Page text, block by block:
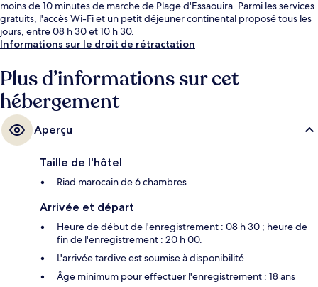
moins de 10 minutes de marche de Plage d'Essaouira. Parmi les services
gratuits, l'accès Wi-Fi et un petit déjeuner continental proposé tous les
jours, entre 08 h 30 et 10 h 30.
Informations sur le droit de rétractation
Plus d’informations sur cet
hébergement
Aperçu
Taille de l'hôtel
Riad marocain de 6 chambres
Arrivée et départ
Heure de début de l'enregistrement : 08 h 30 ; heure de
fin de l'enregistrement : 20 h 00.
L'arrivée tardive est soumise à disponibilité
Âge minimum pour effectuer l'enregistrement : 18 ans